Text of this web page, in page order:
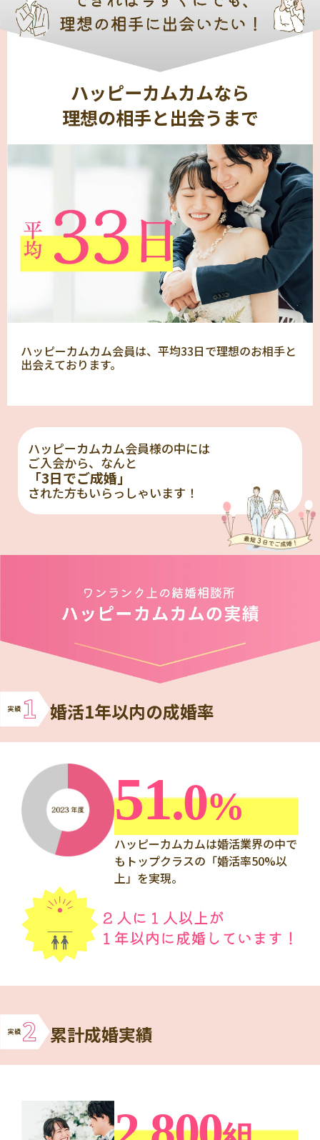
ハッピーカムカムなら
理想の相手と出会うまで
ハッピーカムカム会員は、平均33日で理想のお相手と
出会えております。
ハッピーカムカム会員様の中には
ご入会から、なんと
「3日でご成婚」
された方もいらっしゃいます！
婚活1年以内の成婚率
51.0%
ハッピーカムカムは婚活業界の中で
もトップクラスの「婚活率50%以
上」を実現。
累計成婚実績